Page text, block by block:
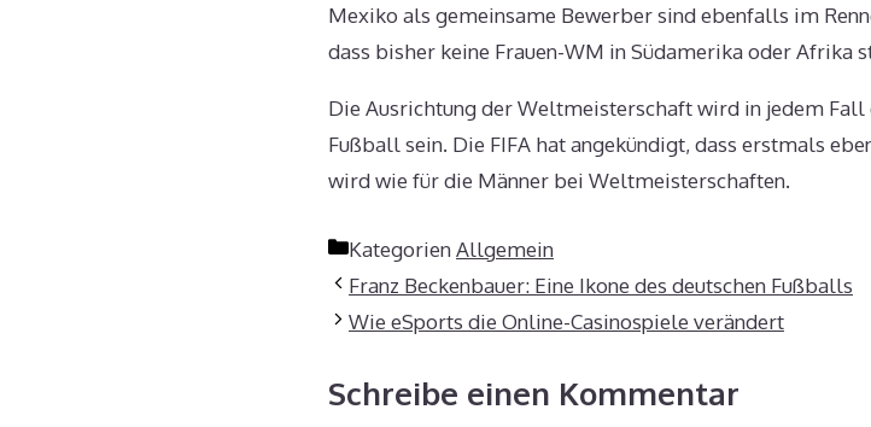
Mexiko als gemeinsame Bewerber sind ebenfalls im
dass bisher keine Frauen-WM in Südamerika oder Afrika
Die Ausrichtung der Weltmeisterschaft wird in jedem
Fußball sein. Die FIFA hat angekündigt, dass erstmals
wird wie für die Männer bei Weltmeisterschaften.
KategorienAllgemein
Franz Beckenbauer: Eine Ikone des deutschen Fußballs
Wie eSports die Online-Casinospiele verändert
Schreibe einen Kommentar